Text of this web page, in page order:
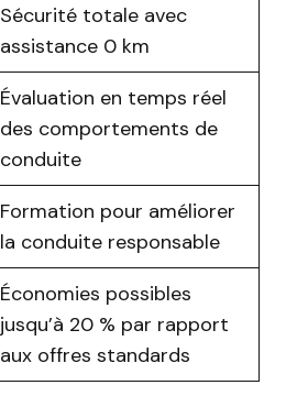
Sécurité totale avec
assistance 0 km
Évaluation en temps réel
des comportements de
conduite
Formation pour améliorer
la conduite responsable
Économies possibles
jusqu’à 20 % par rapport
aux offres standards